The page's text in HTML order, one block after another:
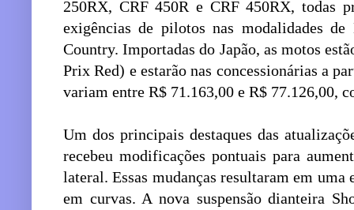
250RX, CRF 450R e CRF 450RX, todas
exigências de pilotos nas modalidades
Country. Importadas do Japão, as motos
Prix Red) e estarão nas concessionárias a
variam entre R$ 71.163,00 e R$ 77.126,00,
Um dos principais destaques das
recebeu modificações pontuais para
lateral. Essas mudanças resultaram em
em curvas. A nova suspensão dianteira